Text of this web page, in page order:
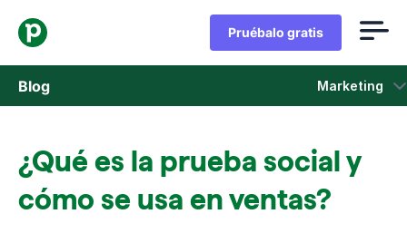
Pruébalo gratis
Blog Marketing
Marketing
¿Qué es la prueba social y
cómo se usa en ventas?